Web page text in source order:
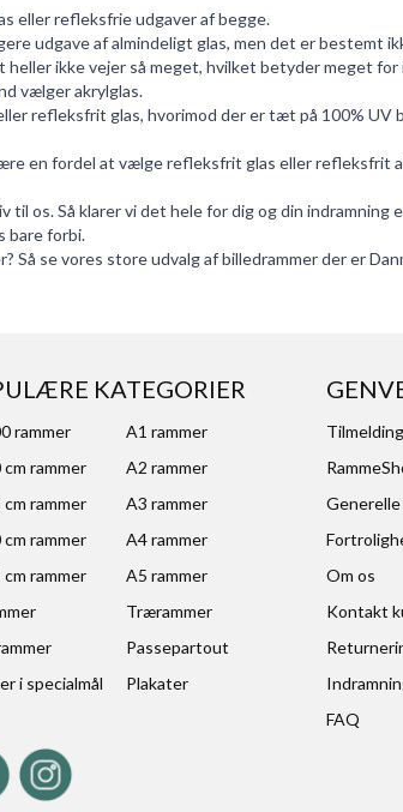
eller refleksfrie udgaver af begge.
udgave af almindeligt glas, men det er
ikke vejer så meget, hvilket betyder meget
vælger akrylglas.
refleksfrit glas, hvorimod der er tæt på 100%
en fordel at vælge refleksfrit glas eller refleksfrit
os. Så klarer vi det hele for dig og din
bare forbi.
Så se vores store udvalg afbilledrammerder er
KATEGORIER
rammer
A1 rammer
cm rammer
A2 rammer
rammer
A3 rammer
rammer
A4 rammer
cm rammer
A5 rammer
Trærammer
Passepartout
i specialmål
Plakater
Om os
Kontakt
FAQ